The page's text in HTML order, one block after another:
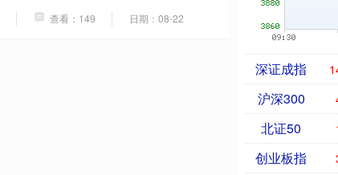
查看：149 日期：08-22
深证成指
沪深300
北证50
创业板指